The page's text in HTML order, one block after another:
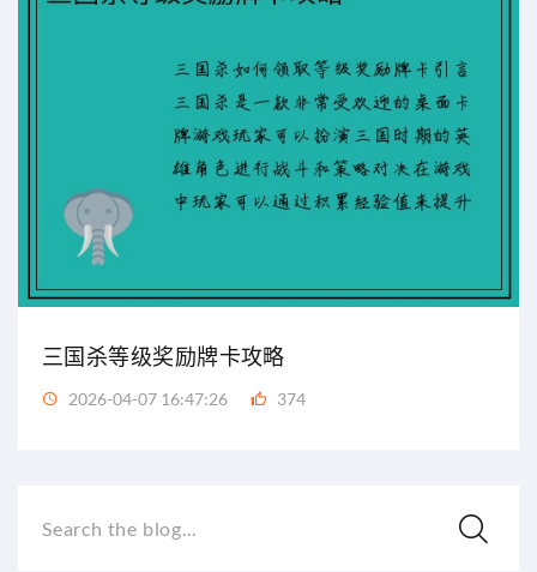
三国杀等级奖励牌卡攻略
2026-04-07 16:47:26 374
Search the blog...